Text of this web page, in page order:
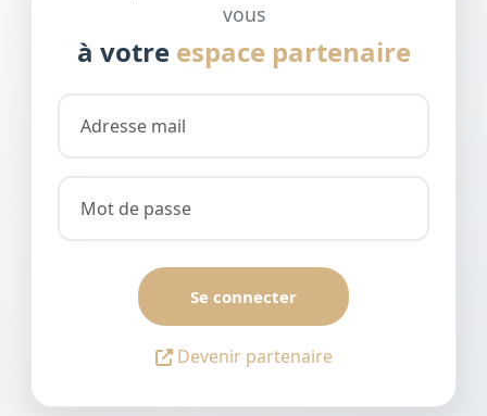
vous
à votre espace partenaire
Se connecter
Devenir partenaire